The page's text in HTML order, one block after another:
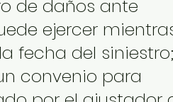
de daños ante
ejercer
fecha del
convenio para